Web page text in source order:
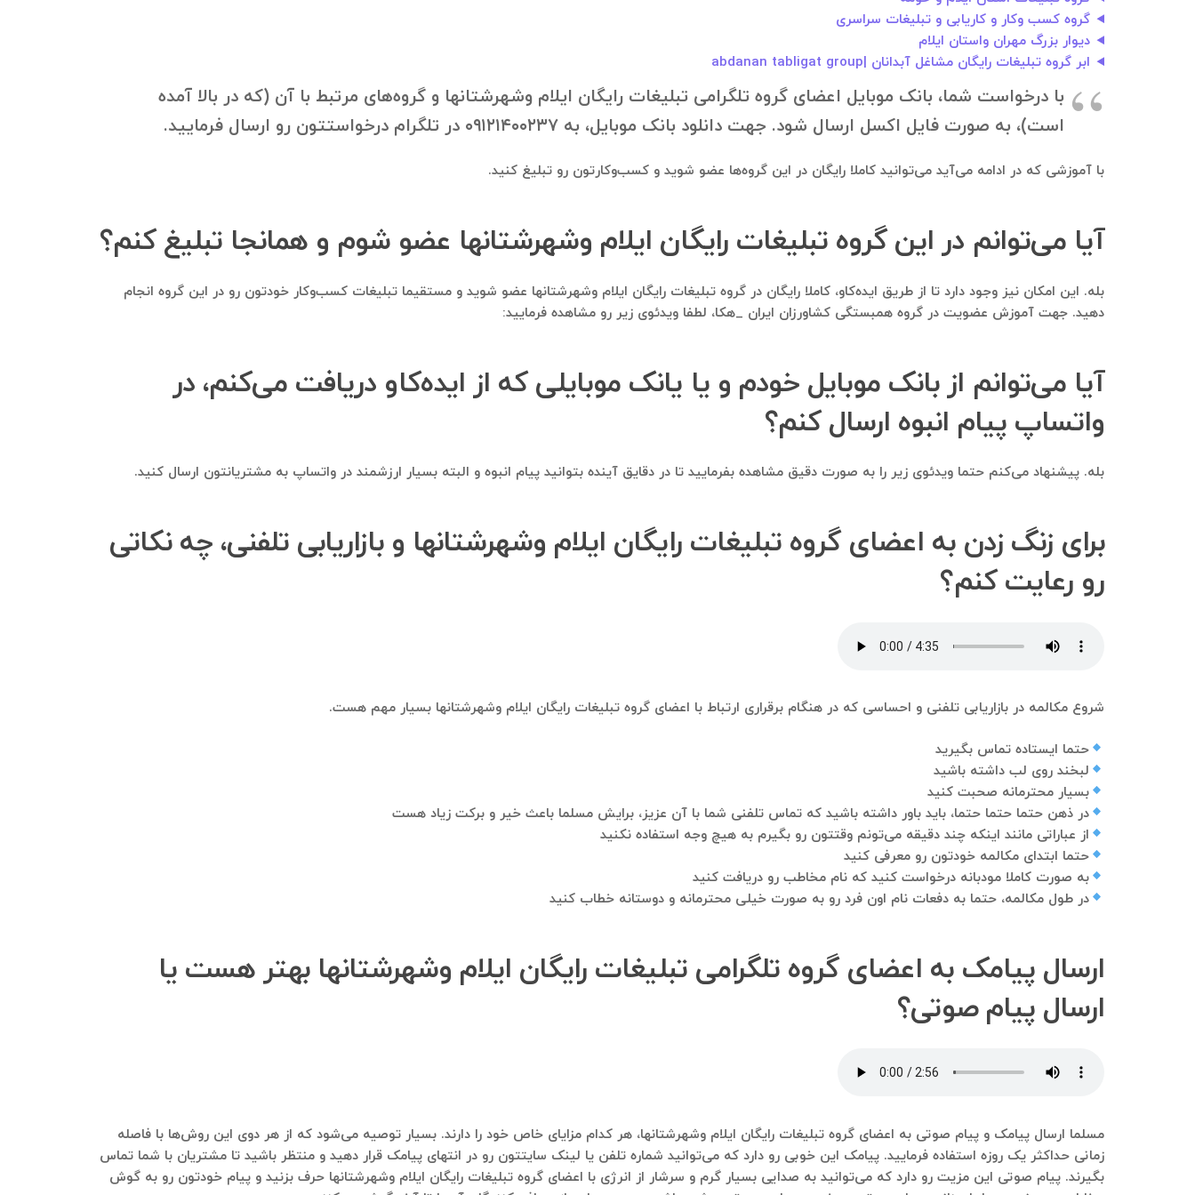
گروه کسب وکار و کاریابی و تبلیغات سراسری
دیوار بزرگ مهران واستان ایلام
ابر گروه تبلیغات رایگان مشاغل آبدانان |abdanan tabligat group
با درخواست شما، بانک موبایل اعضای گروه تلگرامی تبلیغات رایگان ایلام وشهرشتانها و گروه‌های مرتبط با آن (که در بالا آمده
است)، به صورت فایل اکسل ارسال شود. جهت دانلود بانک موبایل، به ۰۹۱۲۱۴۰۰۲۳۷ در تلگرام درخواستتون رو ارسال فرمایید.
با آموزشی که در ادامه می‌آید می‌توانید کاملا رایگان در این گروه‌ها عضو شوید و کسب‌وکارتون رو تبلیغ کنید.
آیا می‌توانم در این گروه تبلیغات رایگان ایلام وشهرشتانها عضو شوم و همانجا تبلیغ کنم؟
بله. این امکان نیز وجود دارد تا از طریق ایده‌کاو، کاملا رایگان در گروه تبلیغات رایگان ایلام وشهرشتانها عضو شوید و مستقیما تبلیغات کسب‌وکار خودتون رو در این گروه انجام
دهید. جهت آموزش عضویت در گروه همبستگی کشاورزان ایران _هکا، لطفا ویدئوی زیر رو مشاهده فرمایید:
آیا می‌توانم از بانک موبایل خودم و یا یانک موبایلی که از ایده‌کاو دریافت می‌کنم، در
واتساپ پیام انبوه ارسال کنم؟
بله. پیشنهاد می‌کنم حتما ویدئوی زیر را به صورت دقیق مشاهده بفرمایید تا در دقایق آینده بتوانید پیام انبوه و البته بسیار ارزشمند در واتساپ به مشتریانتون ارسال کنید.
برای زنگ زدن به اعضای گروه تبلیغات رایگان ایلام وشهرشتانها و بازاریابی تلفنی، چه نکاتی
رو رعایت کنم؟
شروع مکالمه در بازاریابی تلفنی و احساسی که در هنگام برقراری ارتباط با اعضای گروه تبلیغات رایگان ایلام وشهرشتانها بسیار مهم هست.
حتما ایستاده تماس بگیرید
لبخند روی لب داشته باشید
بسیار محترمانه صحبت کنید
در ذهن حتما حتما حتما، باید باور داشته باشید که تماس تلفنی شما با آن عزیز، برایش مسلما باعث خیر و برکت زیاد هست
از عباراتی مانند اینکه چند دقیقه می‌تونم وقتتون رو بگیرم به هیچ وجه استفاده نکنید
حتما ابتدای مکالمه خودتون رو معرفی کنید
به صورت کاملا مودبانه درخواست کنید که نام مخاطب رو دریافت کنید
در طول مکالمه، حتما به دفعات نام اون فرد رو به صورت خیلی محترمانه و دوستانه خطاب کنید
ارسال پیامک به اعضای گروه تلگرامی تبلیغات رایگان ایلام وشهرشتانها بهتر هست یا
ارسال پیام صوتی؟
مسلما ارسال پیامک و پیام صوتی به اعضای گروه تبلیغات رایگان ایلام وشهرشتانها، هر کدام مزایای خاص خود را دارند. بسیار توصیه می‌شود که از هر دوی این روش‌ها با فاصله
زمانی حداکثر یک روزه استفاده فرمایید. پیامک این خوبی رو دارد که می‌توانید شماره تلفن یا لینک سایتتون رو در انتهای پیامک قرار دهید و منتظر باشید تا مشتریان با شما تماس
بگیرند. پیام صوتی این مزیت رو دارد که می‌توانید به صدایی بسیار گرم و سرشار از انرژی با اعضای گروه تبلیغات رایگان ایلام وشهرشتانها حرف بزنید و پیام خودتون رو به گوش